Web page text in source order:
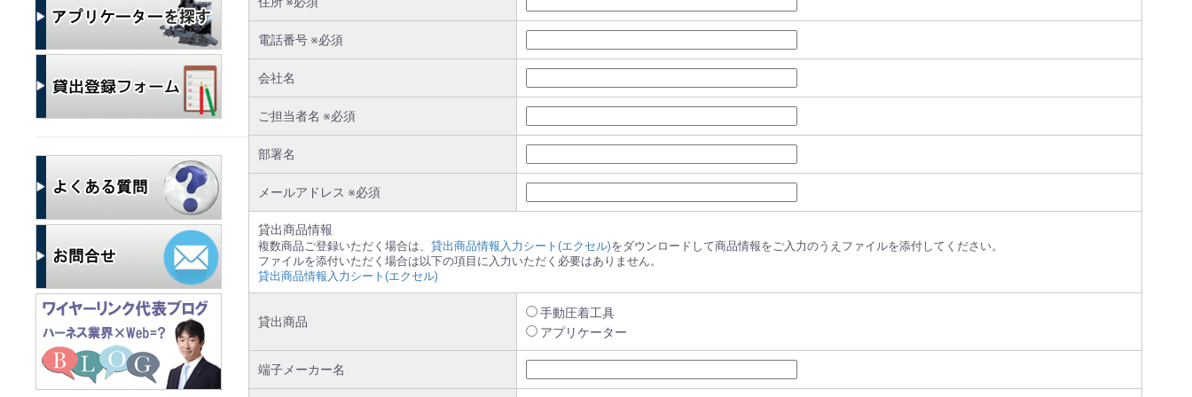
電話番号 ※必須
会社名
ご担当者名 ※必須
部署名
メールアドレス ※必須
貸出商品情報
複数商品ご登録いただく場合は、 貸出商品情報入力シート(エクセル)をダウンロードして商品情報をご入力のうえファイルを添付してください。
ファイルを添付いただく場合は以下の項目に入力いただく必要はありません。
貸出商品情報入力シート(エクセル)
貸出商品
手動圧着工具
アプリケーター
端子メーカー名